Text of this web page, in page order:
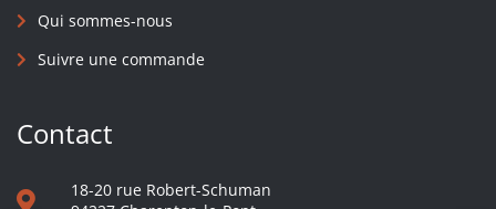
Qui sommes-nous
Suivre une commande
Contact
18-20 rue Robert-Schuman